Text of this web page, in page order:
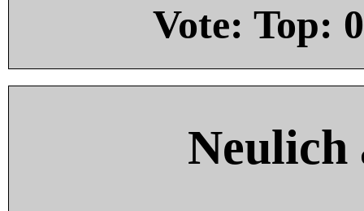
Vote: Top: 0
Neulich